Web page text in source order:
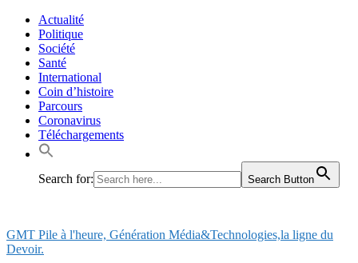
Skip
content
Actualité
Politique
Société
Santé
International
Coin d’histoire
Parcours
Coronavirus
Téléchargements
Search for: Search Button
GMT Pile à l'heure, Génération Média&Technologies,la ligne du
Devoir.